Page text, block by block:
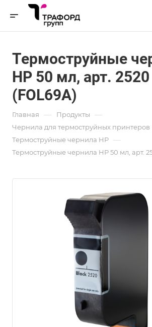
Термоструйные
HP 50 мл, арт. 2520
(FOL69A)
Главная — Продукты —
Чернила для термоструйных принтеров
Термоструйные чернила HP —
Термоструйные чернила HP 50 мл, арт.